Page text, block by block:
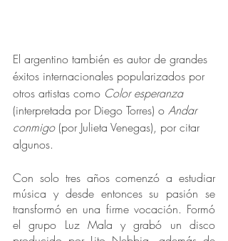
El argentino también es autor de grandes
éxitos internacionales popularizados por
otros artistas como Color esperanza
(interpretada por Diego Torres) o Andar
conmigo (por Julieta Venegas), por citar
algunos.
Con solo tres años comenzó a estudiar
música y desde entonces su pasión se
transformó en una firme vocación. Formó
el grupo Luz Mala y grabó un disco